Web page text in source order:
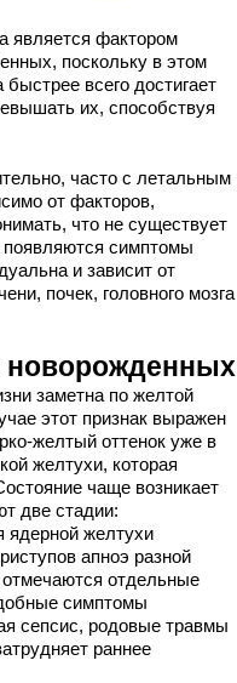
является фактором
поскольку в этом
всего достигает
их, способствуя
часто с летальным
от факторов,
что не существует
появляются симптомы
и зависит от
почек, головного мозга
новорожденных
заметна по желтой
этот признак выражен
желтый оттенок уже в
желтухи, которая
чаще возникает
две стадии:
ядерной желтухи
апноэ разной
отдельные
симптомы
сепсис, родовые травмы
раннее